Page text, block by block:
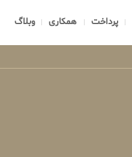
پرداخت همکاری وبلاگ